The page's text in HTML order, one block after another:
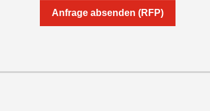
Anfrage absenden (RFP)